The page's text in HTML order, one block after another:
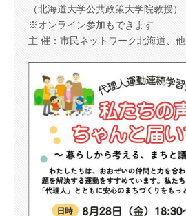
（北海道大学公共政策大学院教授）
※オンライン参加もできます
主 催：市民ネットワーク北海道、他